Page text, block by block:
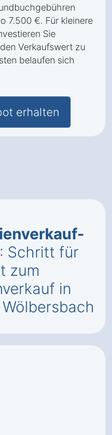
7.500 €. Für kleinere
Sie
Verkaufswert zu
belaufen sich
erhalten
: Schritt für
zum
in